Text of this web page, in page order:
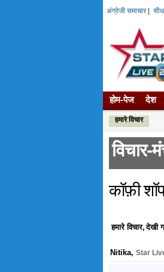
अंग्रेजी समाचार|
होम-पेज देश
हमारे विचार
विचार-
कॉफ़ी
हमारे विचार, देखी
Nitika, Star